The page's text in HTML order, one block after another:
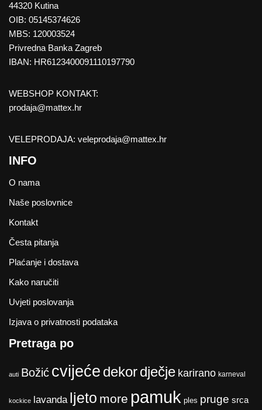
44320 Kutina
OIB: 05145374626
MBS: 120003524
Privredna Banka Zagreb
IBAN: HR6123400091110197790
WEBSHOP KONTAKT:
prodaja@mattex.hr
VELEPRODAJA: veleprodaja@mattex.hr
INFO
O nama
Naše poslovnice
Kontakt
Česta pitanja
Plaćanje i dostava
Kako naručiti
Uvjeti poslovanja
Izjava o privatnosti podataka
Pretraga po
auti Božić cvijeće dekordječje karirano karneval
kockice lavanda ljeto more pamuk ples pruge srca